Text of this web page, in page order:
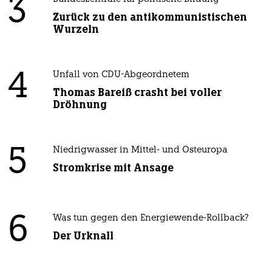
3
Zurück zu den antikommunistischen
Wurzeln
4 Unfall von CDU-Abgeordnetem
Thomas Bareiß crasht bei voller
Dröhnung
5 Niedrigwasser in Mittel- und Osteuropa
Stromkrise mit Ansage
6 Was tun gegen den Energiewende-Rollback?
Der Urknall